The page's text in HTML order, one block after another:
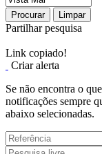
Procurar Limpar
Partilhar pesquisa
Link copiado!
Criar alerta
Se não encontra o
notificações sempre
abaixo selecionadas.